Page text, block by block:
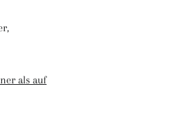
als auf